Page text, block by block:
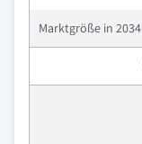
Marktgröße in 2034